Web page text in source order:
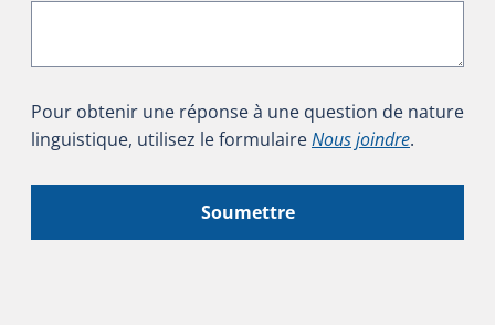
Pour obtenir une réponse à une question de nature
linguistique, utilisez le formulaireNous joindre.
Soumettre